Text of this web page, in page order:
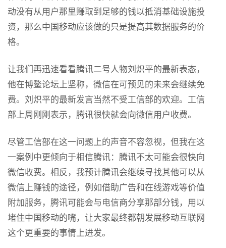
动没有从用户那里赚取到足够的钱以抵消基础设施投
资，那么中国移动应该做的只是提高其数据服务的价
格。
让我们再迅速看看腾讯二号人物刘炽平的最新表态，
他在博鳌论坛上坚称，微信在可预见的未来会继续免
费。刘炽平的最新发言当然不受工信部的欢迎。工信
部上周刚刚表示，腾讯很快就会向微信用户收费。
尽管工信部在这一问题上的声音不容忽视，但我在这
一案例中更倾向于相信腾讯：腾讯不太可能会很快向
微信收费。相反，我预计腾讯会继续寻找其他可以从
微信上赚钱的途径，例如借助广告和在线游戏等价值
附加服务，腾讯可能会与电信商分享那部分钱，用以
堵住中国移动的嘴，让大家最终都朝发展移动互联网
这个更重要的事情上进发。